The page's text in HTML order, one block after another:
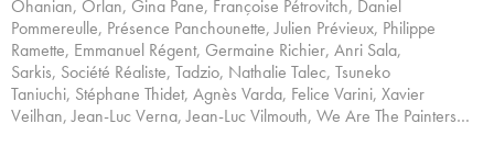
Ohanian, Orlan, Gina Pane, Françoise Pétrovitch, Daniel
Pommereulle, Présence Panchounette, Julien Prévieux, Philippe
Ramette, Emmanuel Régent, Germaine Richier, Anri Sala,
Sarkis, Société Réaliste, Tadzio, Nathalie Talec, Tsuneko
Taniuchi, Stéphane Thidet, Agnès Varda, Felice Varini, Xavier
Veilhan, Jean-Luc Verna, Jean-Luc Vilmouth, We Are The Painters…